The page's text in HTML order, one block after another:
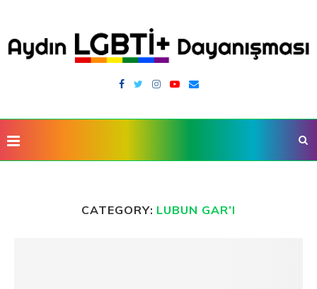
CATEGORY: LUBUN GAR’I